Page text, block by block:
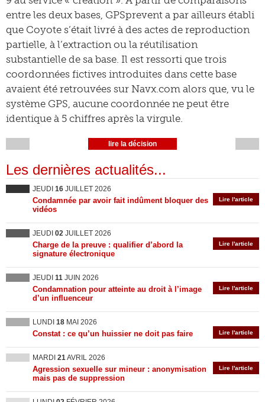
entre les deux bases, GPSprevent a par ailleurs établi
que Coyote s’était livré à des actes de reproduction
partielle, à l’extraction ou la réutilisation
substantielle de sa base. Il est ressorti que trois
coordonnées fictives introduites dans cette base
avaient été retrouvées sur Navx.com alors que, vu le
système GPS, aucune coordonnée ne peut être
identique à 5 chiffres après la virgule.
lire la décision
Les dernières actualités...
JEUDI 16 JUILLET 2026
Lire l'article
Condamnée par avoir fait indûment bloquer des
vidéos
JEUDI 02 JUILLET 2026
Lire l'article
Charge de la preuve : qualifier d’abord la
signature électronique
JEUDI 11 JUIN 2026
Lire l'article
Condamnation pour atteinte au droit à l’image
d’un influenceur
LUNDI 18 MAI 2026
Lire l'article
Constat : ce qu’un huissier ne doit pas faire
MARDI 21AVRIL 2026
Lire l'article
Agression sexuelle sur mineur : anonymisation
mais pas de suppression